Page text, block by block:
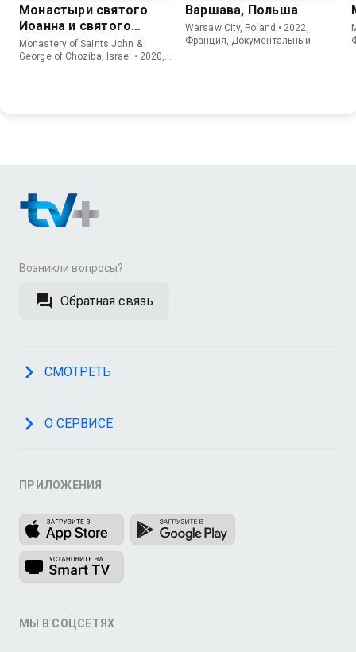
Монастыри святого
Иоанна и святого
Георгия Хозевита
Monastery of Saints John &
George of Choziba, Israel • 2020,
Варшава, Польша
Warsaw City, Poland • 2022,
Франция, Документальный
Возникли вопросы?
Обратная связь
СМОТРЕТЬ
О СЕРВИСЕ
ПРИЛОЖЕНИЯ
МЫ В СОЦСЕТЯХ